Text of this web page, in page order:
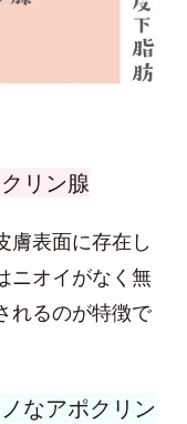
リン腺
膚表面に存在し
ニオイがなく無
れるのが特徴で
なアポクリン